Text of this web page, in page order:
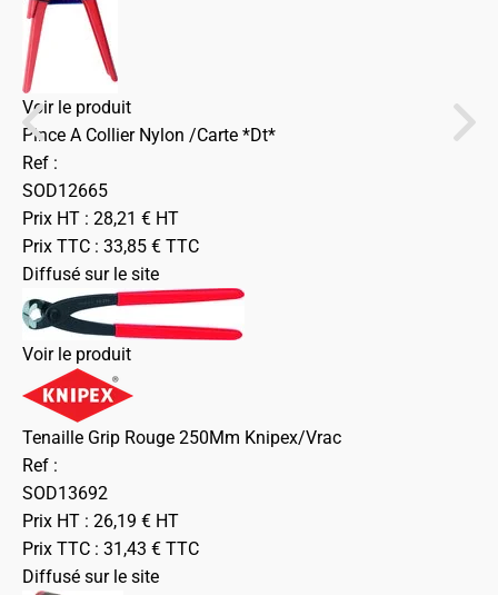
Voir le produit
Pince A Collier Nylon /Carte *Dt*
Ref :
SOD12665
Prix HT : 28,21 € HT
Prix TTC : 33,85 € TTC
Diffusé sur le site
Voir le produit
Tenaille Grip Rouge 250Mm Knipex/Vrac
Ref :
SOD13692
Prix HT : 26,19 € HT
Prix TTC : 31,43 € TTC
Diffusé sur le site